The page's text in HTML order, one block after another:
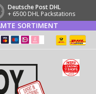
Deutsche Post DHL
+ 6500 DHL Packstations
SORTIMENT